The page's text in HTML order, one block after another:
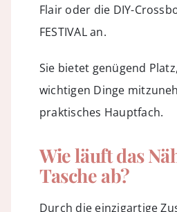
Flair oder die DIY-
FESTIVALan.
Sie bietet genügend
wichtigen Dinge
praktisches Hauptfach.
Wie läuft das
Tasche ab?
Durch die einzigartige